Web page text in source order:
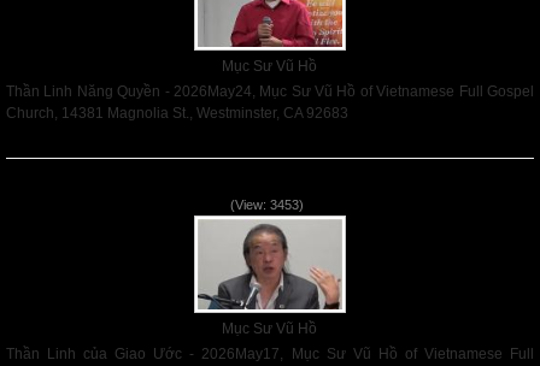
Mục Sư Vũ Hồ
Thần Linh Năng Quyền - 2026May24, Mục Sư Vũ Hồ of Vietnamese Full Gospel
Church, 14381 Magnolia St., Westminster, CA 92683
(View: 3453)
Mục Sư Vũ Hồ
Thần Linh của Giao Ước - 2026May17, Mục Sư Vũ Hồ of Vietnamese Full